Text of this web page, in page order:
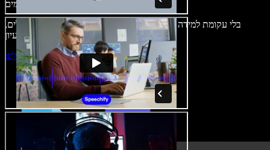
בלי עקומת למידה – הכול זמין בדפדפן. יוצרי תוכן כבר לא מוגבלים,
התחילו ליצור באולפן